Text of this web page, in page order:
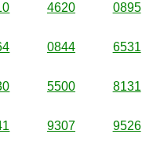
4620 0895
0844 6531
5500 8131
9307 9526